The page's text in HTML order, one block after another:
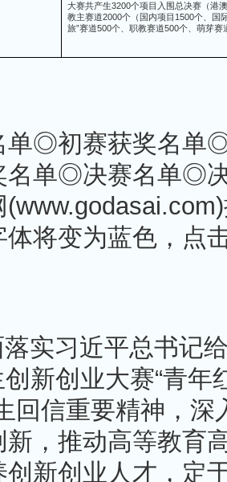
大赛共产生3200个项目入围总决赛（港
教主赛道2000个（国内项目1500个、国
旅”赛道500个、职教赛道500个、萌芽赛
单◎初赛获奖名单
名单◎决赛名单◎
体将变为蓝色，点
实习近平总书记
创新创业大赛“青年
回信重要精神，深
新，推动高等教育
创新创业人才，定